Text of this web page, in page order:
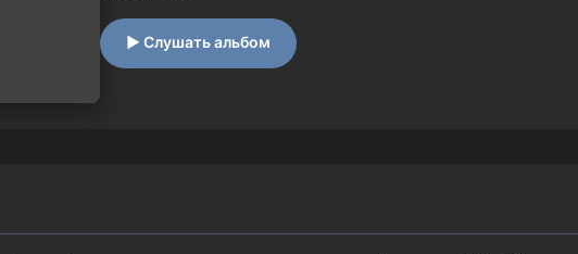
▶ Слушать альбом